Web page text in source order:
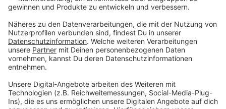
Du möchtest uns etwas sagen?
Studio Hotline